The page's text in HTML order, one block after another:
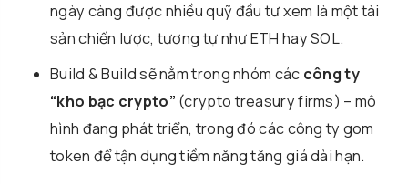
ngày càng được nhiều quỹ đầu tư xem là một tài
sản chiến lược, tương tự như ETH hay SOL.
Build & Build sẽ nằm trong nhóm các công ty
“kho bạc crypto” (crypto treasury firms) – mô
hình đang phát triển, trong đó các công ty gom
token để tận dụng tiềm năng tăng giá dài hạn.